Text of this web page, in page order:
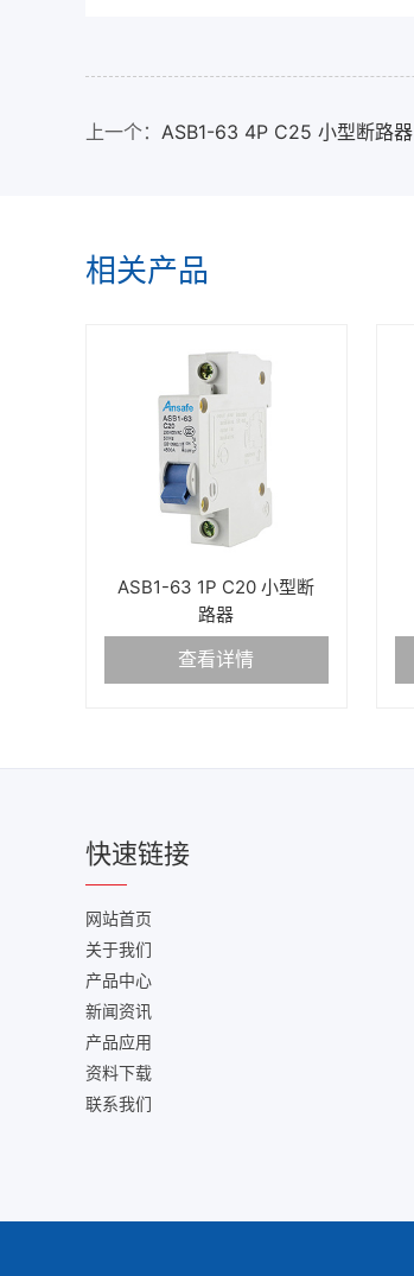
上一个： ASB1-63 4P C25 小型断路器
相关产品
ASB1-63 1P C20 小型断
路器
查看详情
快速链接
网站首页
关于我们
产品中心
新闻资讯
产品应用
资料下载
联系我们